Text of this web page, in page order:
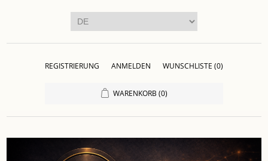
REGISTRIERUNG ANMELDEN WUNSCHLISTE (0)
WARENKORB (0)